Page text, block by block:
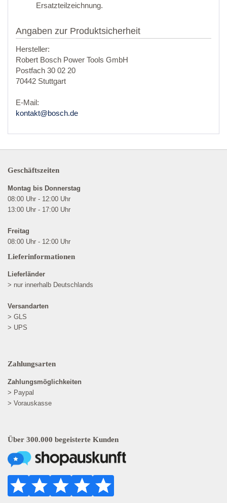
Ersatzteilzeichnung.
Angaben zur Produktsicherheit
Hersteller:
Robert Bosch Power Tools GmbH
Postfach 30 02 20
70442 Stuttgart
E-Mail:
kontakt@bosch.de
Geschäftszeiten
Montag bis Donnerstag
08:00 Uhr - 12:00 Uhr
13:00 Uhr - 17:00 Uhr
Freitag
08:00 Uhr - 12:00 Uhr
Lieferinformationen
Lieferländer
> nur innerhalb Deutschlands
Versandarten
> GLS
> UPS
Zahlungsarten
Zahlungsmöglichkeiten
> Paypal
> Vorauskasse
Über 300.000 begeisterte Kunden